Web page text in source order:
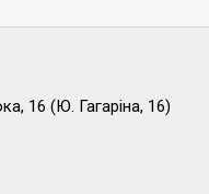
16 (Ю. Гагаріна, 16)